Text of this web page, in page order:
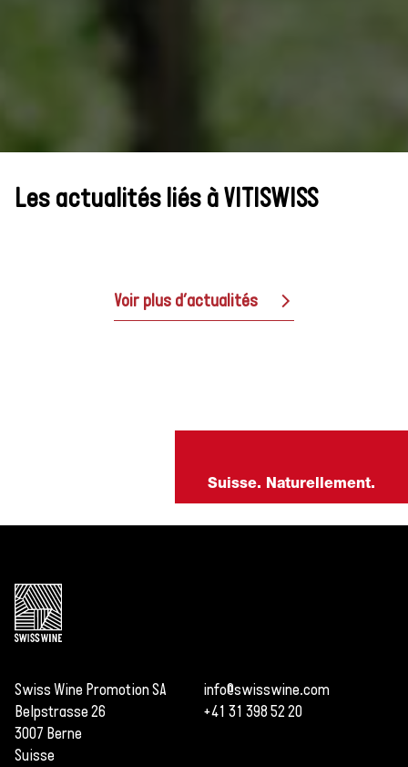
Les actualités liés à VITISWISS
Voir plus d’actualités
Suisse. Naturellement.
Swiss Wine Promotion SA
Belpstrasse 26
3007 Berne
Suisse
info@swisswine.com
+41 31 398 52 20